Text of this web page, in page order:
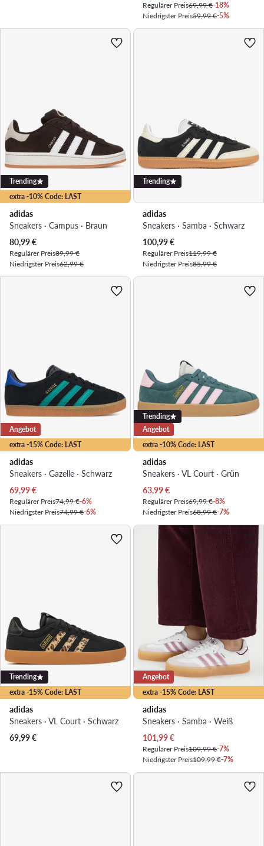
Regulärer Preis69,99 €-18%
Niedrigster Preis59,99 €-5%
extra -10% Code: LAST
Trending
adidas
Sneakers · Campus · Braun
Aktueller Preis
80,99€
Regulärer Preis89,99 €
Niedrigster Preis62,99 €
Trending
adidas
Sneakers · Samba · Schwarz
Aktueller Preis
100,99€
Regulärer Preis119,99 €
Niedrigster Preis85,99 €
extra -15% Code: LAST
Angebot
adidas
Sneakers · Gazelle · Schwarz
Aktueller Preis
69,99€
Regulärer Preis74,99 €-6%
Niedrigster Preis74,99 €-6%
extra -10% Code: LAST
Trending
Angebot
adidas
Sneakers · VL Court · Grün
Aktueller Preis
63,99€
Regulärer Preis69,99 €-8%
Niedrigster Preis68,99 €-7%
extra -15% Code: LAST
Trending
adidas
Sneakers · VL Court · Schwarz
69,99€
extra -15% Code: LAST
Angebot
adidas
Sneakers · Samba · Weiß
Aktueller Preis
101,99€
Regulärer Preis109,99 €-7%
Niedrigster Preis109,99 €-7%